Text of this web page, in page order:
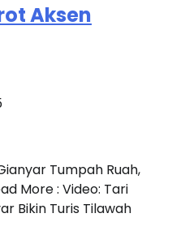
Aksen
Tumpah Ruah,
More : Video: Tari
Bikin Turis Tilawah